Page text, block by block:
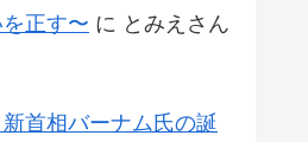
正す〜 に とみえさん
首相バーナム氏の誕